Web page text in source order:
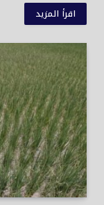
اقرأ المزيد